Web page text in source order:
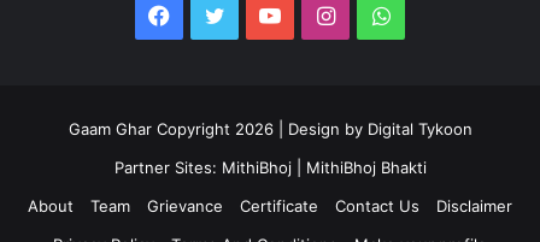
Facebook
TwitterYouTubeInstagramWhatsApp
Gaam Ghar Copyright 2026 | Design by Digital Tykoon
Partner Sites: MithiBhoj
MithiBhoj Bhakti
About
Team Grievance Certificate Contact Us
Disclaimer